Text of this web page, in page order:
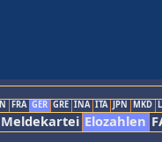
FRA GER GRE INA ITA JPN MKD
Meldekartei Elozahlen